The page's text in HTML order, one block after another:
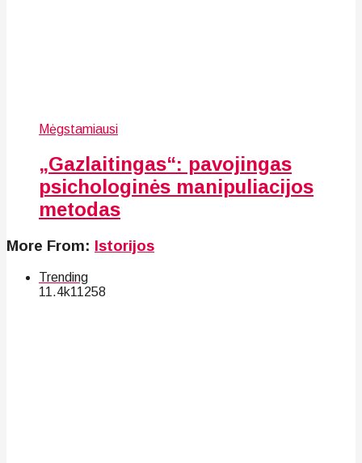
Mėgstamiausi
„Gazlaitingas“: pavojingas
psichologinės manipuliacijos
metodas
More From: Istorijos
Trending
11.4k11258